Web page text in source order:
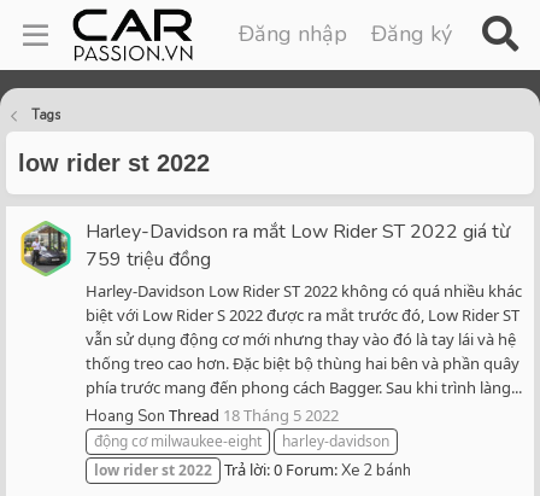
Đăng nhập Đăng ký
Tags
low rider st 2022
Harley-Davidson ra mắt Low Rider ST 2022 giá từ
759 triệu đồng
Harley-Davidson Low Rider ST 2022 không có quá nhiều khác
biệt với Low Rider S 2022 được ra mắt trước đó, Low Rider ST
vẫn sử dụng động cơ mới nhưng thay vào đó là tay lái và hệ
thống treo cao hơn. Đặc biệt bộ thùng hai bên và phần quây
phía trước mang đến phong cách Bagger. Sau khi trình làng...
Hoang Son Thread 18 Tháng 5 2022
động cơ milwaukee-eight
harley-davidson
low riderst2022 Trả lời: 0 Forum:Xe 2 bánh